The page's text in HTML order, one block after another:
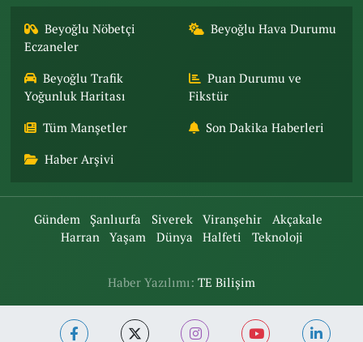
Beyoğlu Nöbetçi
Eczaneler
Beyoğlu Hava Durumu
Beyoğlu Trafik
Yoğunluk Haritası
Puan Durumu ve
Fikstür
Tüm Manşetler Son Dakika Haberleri
Haber Arşivi
Gündem Şanlıurfa Siverek Viranşehir
Akçakale
Harran
Yaşam Dünya Halfeti Teknoloji
Haber Yazılımı: TE Bilişim